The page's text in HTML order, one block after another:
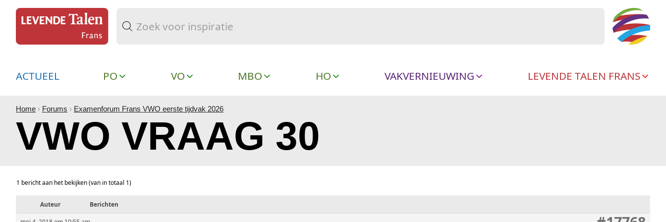
ACTUEEL PO VO MBO HO VAKVERNIEUWING LEVENDE TALEN FRANS
Home › Forums › Examenforum Frans VWO eerste tijdvak 2026
VWO VRAAG 30
1 bericht aan het bekijken (van in totaal 1)
Auteur Berichten